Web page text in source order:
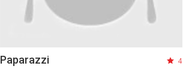
Paparazzi 4